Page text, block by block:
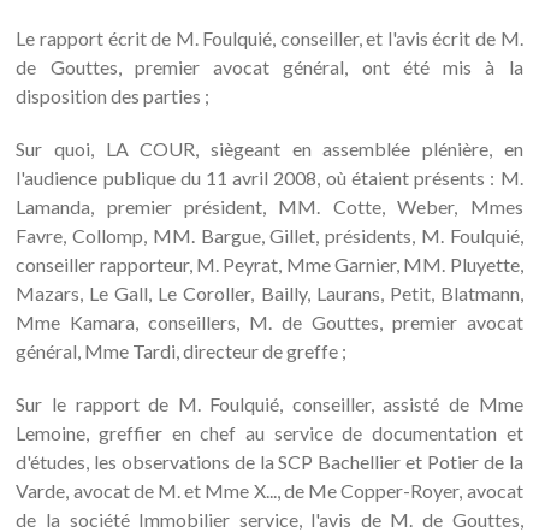
Le rapport écrit de M. Foulquié, conseiller, et l'avis écrit de M.
de Gouttes, premier avocat général, ont été mis à la
disposition des parties ;
Sur quoi, LA COUR, siègeant en assemblée plénière, en
l'audience publique du 11 avril 2008, où étaient présents : M.
Lamanda, premier président, MM. Cotte, Weber, Mmes
Favre, Collomp, MM. Bargue, Gillet, présidents, M. Foulquié,
conseiller rapporteur, M. Peyrat, Mme Garnier, MM. Pluyette,
Mazars, Le Gall, Le Coroller, Bailly, Laurans, Petit, Blatmann,
Mme Kamara, conseillers, M. de Gouttes, premier avocat
général, Mme Tardi, directeur de greffe ;
Sur le rapport de M. Foulquié, conseiller, assisté de Mme
Lemoine, greffier en chef au service de documentation et
d'études, les observations de la SCP Bachellier et Potier de la
Varde, avocat de M. et Mme X..., de Me Copper-Royer, avocat
de la société Immobilier service, l'avis de M. de Gouttes,